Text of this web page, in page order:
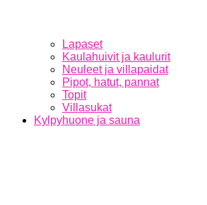
Lapaset
Kaulahuivit ja kaulurit
Neuleet ja villapaidat
Pipot, hatut, pannat
Topit
Villasukat
Kylpyhuone ja sauna